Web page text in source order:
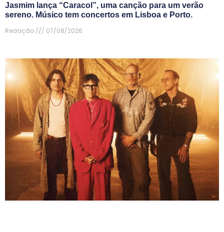
Jasmim lança “Caracol”, uma canção para um verão
sereno. Músico tem concertos em Lisboa e Porto.
Redação
07/08/2026